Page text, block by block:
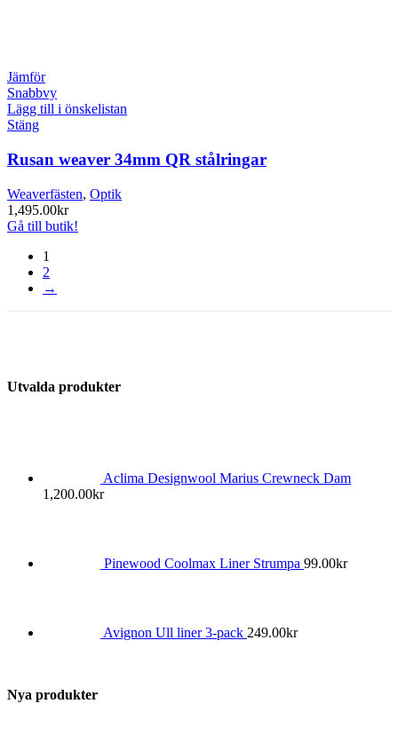
Jämför
Snabbvy
Lägg till i önskelistan
Stäng
Rusan weaver 34mm QR stålringar
Weaverfästen, Optik
1,495.00kr
Gå till butik!
1
2
→
Utvalda produkter
Aclima Designwool Marius Crewneck Dam
1,200.00kr
Pinewood Coolmax Liner Strumpa 99.00kr
Avignon Ull liner 3-pack 249.00kr
Nya produkter